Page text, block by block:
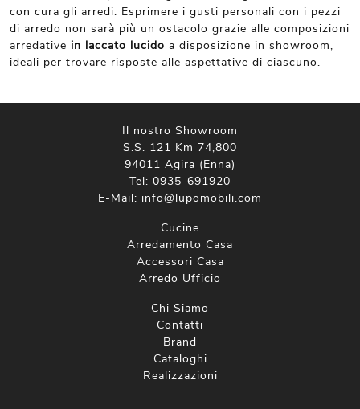
con cura gli arredi. Esprimere i gusti personali con i pezzi
di arredo non sarà più un ostacolo grazie alle composizioni
arredative in laccato lucido a disposizione in showroom,
ideali per trovare risposte alle aspettative di ciascuno.
Il nostro Showroom
S.S. 121 Km 74,800
94011 Agira (Enna)
Tel: 0935-691920
E-Mail: info@lupomobili.com
Cucine
Arredamento Casa
Accessori Casa
Arredo Ufficio
Chi Siamo
Contatti
Brand
Cataloghi
Realizzazioni